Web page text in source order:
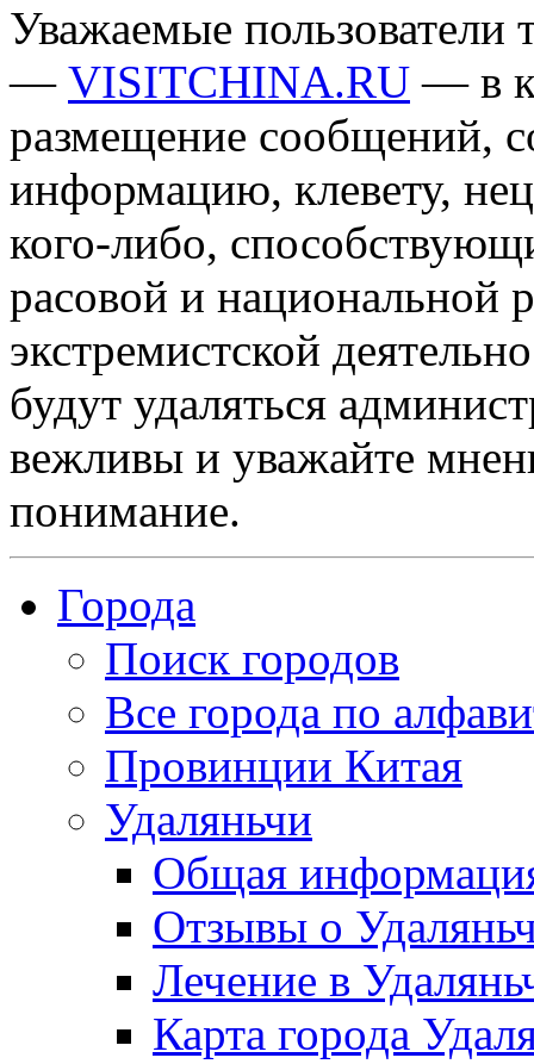
Уважаемые пользователи
— VISITCHINA.RU — в
размещение сообщений,
информацию, клевету,
кого-либо,
расовой и национальной
экстремистской
будут удаляться
вежливы и уважайте
понимание.
Города
Поиск городов
Все города по
Провинции Китая
Удаляньчи
Общая
Отзывы о
Лечение в
Карта города